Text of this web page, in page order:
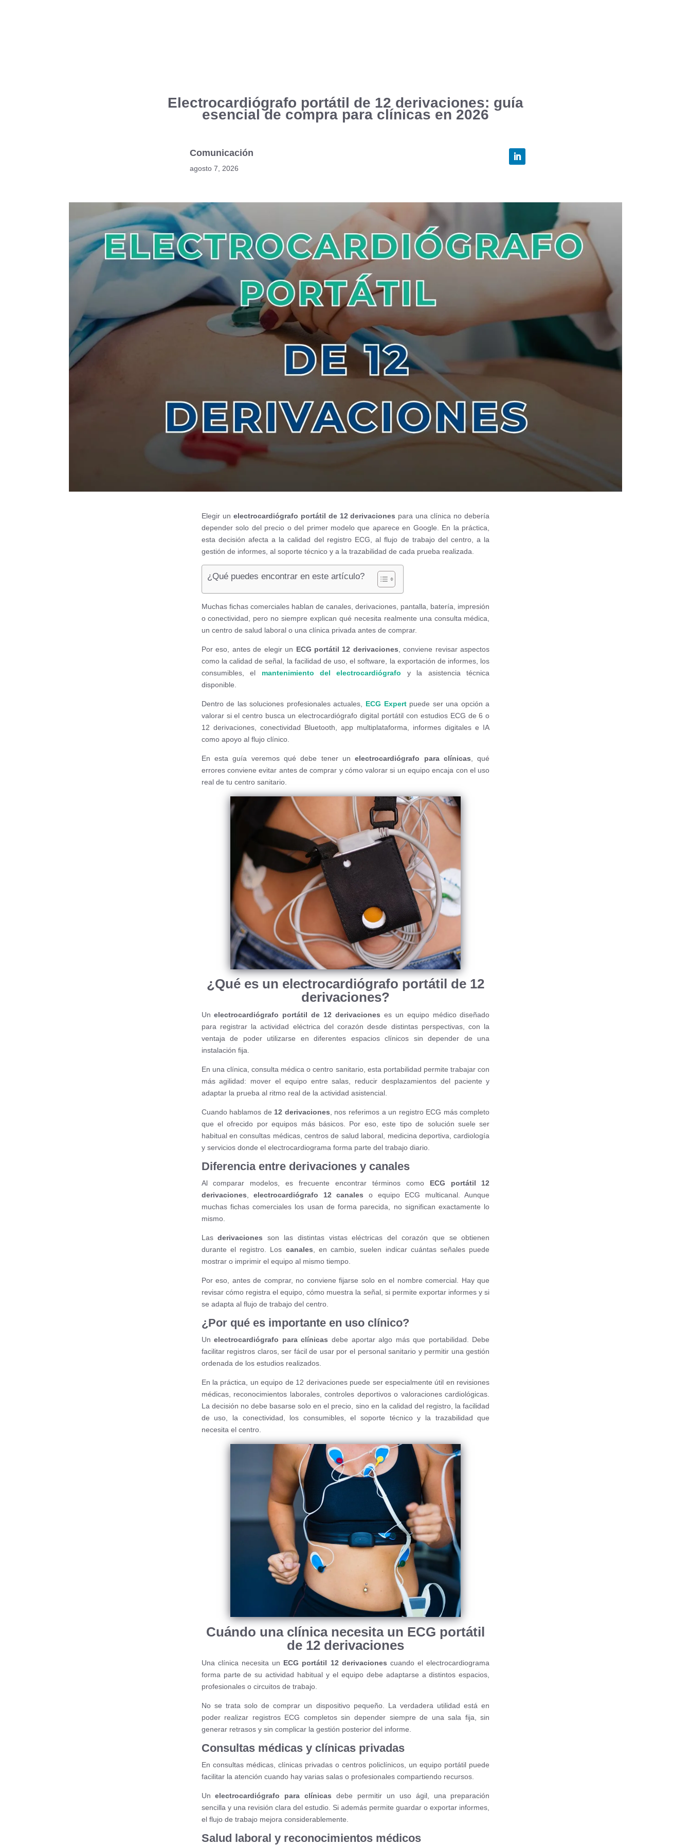
Electrocardiógrafo portátil de 12 derivaciones: guía
esencial de compra para clínicas en 2026
Comunicación
agosto 7, 2026
Elegir un electrocardiógrafo portátil de 12 derivaciones para una clínica no debería
depender solo del precio o del primer modelo que aparece en Google. En la práctica,
esta decisión afecta a la calidad del registro ECG, al flujo de trabajo del centro, a la
gestión de informes, al soporte técnico y a la trazabilidad de cada prueba realizada.
¿Qué puedes encontrar en este artículo?
Muchas fichas comerciales hablan de canales, derivaciones, pantalla, batería, impresión
o conectividad, pero no siempre explican qué necesita realmente una consulta médica,
un centro de salud laboral o una clínica privada antes de comprar.
Por eso, antes de elegir un ECG portátil 12 derivaciones , conviene revisar aspectos
como la calidad de señal, la facilidad de uso, el software, la exportación de informes, los
consumibles, el mantenimiento del electrocardiógrafo y la asistencia técnica
disponible.
Dentro de las soluciones profesionales actuales, ECG Expertpuede ser una opción a
valorar si el centro busca un electrocardiógrafo digital portátil con estudios ECG de 6 o
12 derivaciones, conectividad Bluetooth, app multiplataforma, informes digitales e IA
como apoyo al flujo clínico.
En esta guía veremos qué debe tener unelectrocardiógrafo para clínicas , qué
errores conviene evitar antes de comprar y cómo valorar si un equipo encaja con el uso
real de tu centro sanitario.
¿Qué es un electrocardiógrafo portátil de 12
derivaciones?
Unelectrocardiógrafo portátil de 12 derivaciones es un equipo médico diseñado
para registrar la actividad eléctrica del corazón desde distintas perspectivas, con la
ventaja de poder utilizarse en diferentes espacios clínicos sin depender de una
instalación fija.
En una clínica, consulta médica o centro sanitario, esta portabilidad permite trabajar con
más agilidad: mover el equipo entre salas, reducir desplazamientos del paciente y
adaptar la prueba al ritmo real de la actividad asistencial.
Cuando hablamos de 12 derivaciones, nos referimos a un registro ECG más completo
que el ofrecido por equipos más básicos. Por eso, este tipo de solución suele ser
habitual en consultas médicas, centros de salud laboral, medicina deportiva, cardiología
y servicios donde el electrocardiograma forma parte del trabajo diario.
Diferencia entre derivaciones y canales
Al comparar modelos, es frecuente encontrar términos como ECG portátil 12
derivaciones,electrocardiógrafo 12 canales o equipo ECG multicanal. Aunque
muchas fichas comerciales los usan de forma parecida, no significan exactamente lo
mismo.
Lasderivaciones son las distintas vistas eléctricas del corazón que se obtienen
durante el registro. Los canales, en cambio, suelen indicar cuántas señales puede
mostrar o imprimir el equipo al mismo tiempo.
Por eso, antes de comprar, no conviene fijarse solo en el nombre comercial. Hay que
revisar cómo registra el equipo, cómo muestra la señal, si permite exportar informes y si
se adapta al flujo de trabajo del centro.
¿Por qué es importante en uso clínico?
Unelectrocardiógrafo para clínicas debe aportar algo más que portabilidad. Debe
facilitar registros claros, ser fácil de usar por el personal sanitario y permitir una gestión
ordenada de los estudios realizados.
En la práctica, un equipo de 12 derivaciones puede ser especialmente útil en revisiones
médicas, reconocimientos laborales, controles deportivos o valoraciones cardiológicas.
La decisión no debe basarse solo en el precio, sino en la calidad del registro, la facilidad
de uso, la conectividad, los consumibles, el soporte técnico y la trazabilidad que
necesita el centro.
Cuándo una clínica necesita un ECG portátil
de 12 derivaciones
Una clínica necesita un ECG portátil 12 derivaciones cuando el electrocardiograma
forma parte de su actividad habitual y el equipo debe adaptarse a distintos espacios,
profesionales o circuitos de trabajo.
No se trata solo de comprar un dispositivo pequeño. La verdadera utilidad está en
poder realizar registros ECG completos sin depender siempre de una sala fija, sin
generar retrasos y sin complicar la gestión posterior del informe.
Consultas médicas y clínicas privadas
En consultas médicas, clínicas privadas o centros policlínicos, un equipo portátil puede
facilitar la atención cuando hay varias salas o profesionales compartiendo recursos.
Unelectrocardiógrafo para clínicas debe permitir un uso ágil, una preparación
sencilla y una revisión clara del estudio. Si además permite guardar o exportar informes,
el flujo de trabajo mejora considerablemente.
Salud laboral y reconocimientos médicos